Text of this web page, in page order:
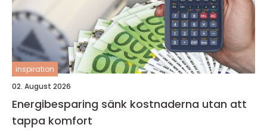
inspiration
02. August 2026
Energibesparing sänk kostnaderna utan att
tappa komfort